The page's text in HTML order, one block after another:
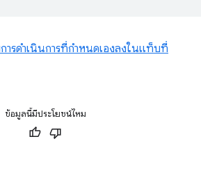
ารดำเนินการที่กำหนดเองลงในแท็บที่
ข้อมูลนี้มีประโยชน์ไหม